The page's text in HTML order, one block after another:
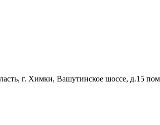
г. Химки, Вашутинское шоссе, д.15